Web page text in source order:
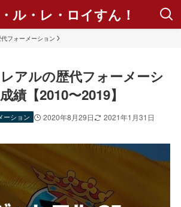
ル・レ・ロイすん！
フォーメーション
アルの歴代フォーメーシ
績【2010〜2019】
ーション 2020年8月29日 2021年1月31日